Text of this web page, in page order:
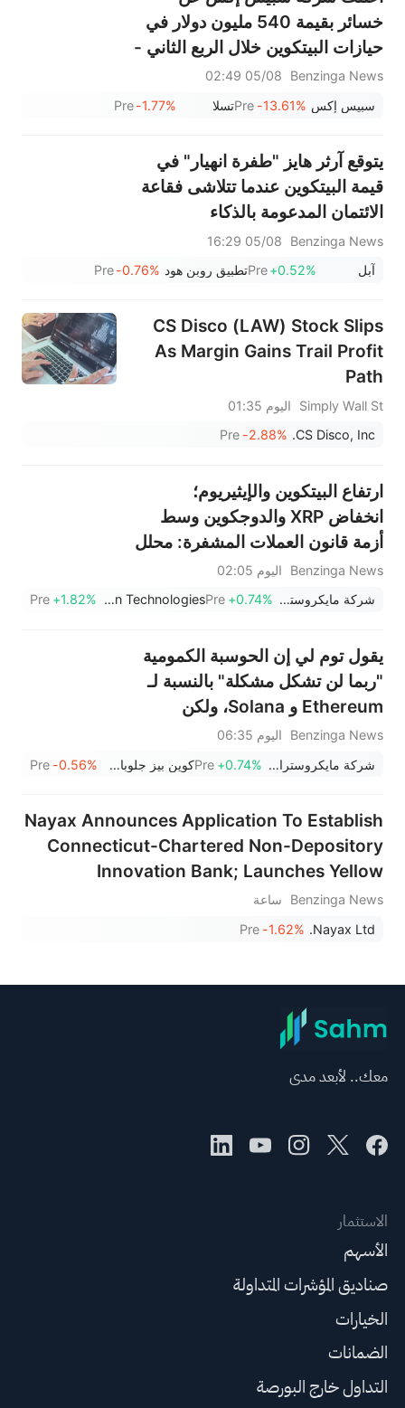
خسائر بقيمة 540 مليون دولار في
حيازات البيتكوين خلال الربع الثاني -
ولم تقم شركة الصواريخ التي يقودها
إيلون ماسك ببيع أي منها
Benzinga News
05/08 02:49
سبيس إكس -13.61%
Preتسلا -1.77%
Pre
يتوقع آرثر هايز "طفرة انهيار" في
قيمة البيتكوين عندما تتلاشى فقاعة
الائتمان المدعومة بالذكاء
الاصطناعي
Benzinga News
05/08 16:29
آبل
+0.52%
Preتطبيق روبن هود -0.76%
Pre
CS Disco (LAW) Stock Slips
As Margin Gains Trail Profit
Path
Simply Wall St
اليوم 01:35
CS Disco, Inc.
-2.88%
Pre
ارتفاع البيتكوين والإيثيريوم؛
انخفاض XRP والدوجكوين وسط
أزمة قانون العملات المشفرة: محلل
يرصد إشارة قاع البيتكوين التي
سبقت الارتفاع بنسبة 740% قبل
Benzinga News
اليوم 02:05
شركة مايكروستراتيجي +0.74%
Pre
BitMine Immersion Technologies
+1.82%
Pre
يقول توم لي إن الحوسبة الكمومية
"ربما لن تشكل مشكلة" بالنسبة لـ
Ethereum و Solana، ولكن
بالنسبة لـ Bitcoin...
Benzinga News
اليوم 06:35
شركة مايكروستراتيجي +0.74%
Pre كوين بيز جلوبال إنك -0.56%
Pre
Nayax Announces Application To Establish
Connecticut-Chartered Non-Depository
Innovation Bank; Launches Yellow
Account Deposit Service With Adyen As
Sponsoring Bank
Benzinga News
ساعة
Nayax Ltd.
-1.62%
Pre
معك.. لأبعد مدى
الاستثمار
الأسهم
صناديق المؤشرات المتداولة
الخيارات
الضمانات
التداول خارج البورصة